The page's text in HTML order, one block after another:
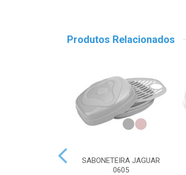
Produtos Relacionados
SABONETEIRA JAGUAR
0605